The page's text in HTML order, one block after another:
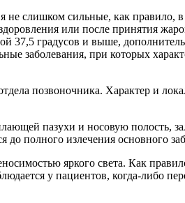
слишком сильные, как правило,
или после принятия
37,5 градусов и выше,
заболевания, при которых
позвоночника. Характер и
пазухи и носовую полость,
полного излечения основного
яркого света. Как
у пациентов, когда-либо